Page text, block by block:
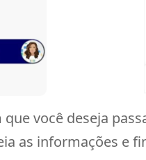
você deseja
as informações e